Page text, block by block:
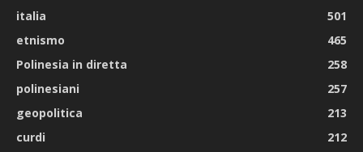
italia
501
etnismo
465
Polinesia in diretta
258
polinesiani
257
geopolitica
213
curdi
212